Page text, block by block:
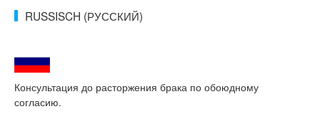
RUSSISCH (РУССКИЙ)
Консультация до расторжения брака по обоюдному
согласию.